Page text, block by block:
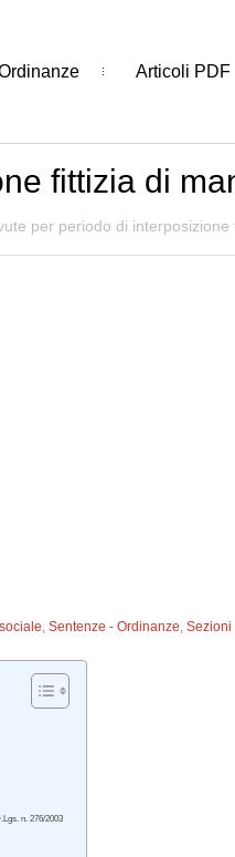
Articoli PDF
fittizia di
per periodo di
,Sentenze - Ordinanze,Sezioni
n. 276/2003